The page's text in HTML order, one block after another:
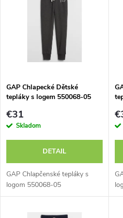
e
p
r
o
d
s
p
r
d
u
GAP Chlapecké Dětské
tepláky s logem 550068-05
€31
Skladom
DETAIL
GAP Chlapčenské tepláky s
logom 550068-05